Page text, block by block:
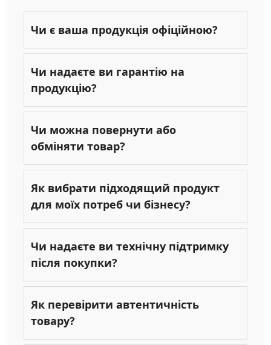
Чи є ваша продукція офіційною?
Чи надаєте ви гарантію на
продукцію?
Чи можна повернути або
обміняти товар?
Як вибрати підходящий продукт
для моїх потреб чи бізнесу?
Чи надаєте ви технічну підтримку
після покупки?
Як перевірити автентичність
товару?